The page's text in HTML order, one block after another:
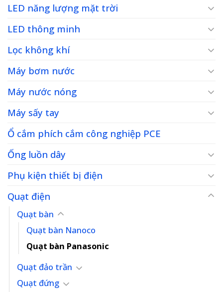
LED năng lượng mặt trời
LED thông minh
Lọc không khí
Máy bơm nước
Máy nước nóng
Máy sấy tay
Ổ cắm phích cắm công nghiệp PCE
Ống luồn dây
Phụ kiện thiết bị điện
Quạt điện
Quạt bàn
Quạt bàn Nanoco
Quạt bàn Panasonic
Quạt đảo trần
Quạt đứng